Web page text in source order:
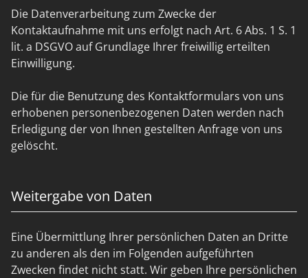
Die Datenverarbeitung zum Zwecke der
Kontaktaufnahme mit uns erfolgt nach Art. 6 Abs. 1 S. 1
lit. a DSGVO auf Grundlage Ihrer freiwillig erteilten
Einwilligung.
Die für die Benutzung des Kontaktformulars von uns
erhobenen personenbezogenen Daten werden nach
Erledigung der von Ihnen gestellten Anfrage von uns
gelöscht.
Weitergabe von Daten
Eine Übermittlung Ihrer persönlichen Daten an Dritte
zu anderen als den im Folgenden aufgeführten
Zwecken findet nicht statt. Wir geben Ihre persönlichen